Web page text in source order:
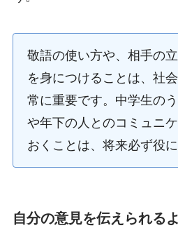
敬語の使い方や、相手の
を身につけることは、社
常に重要です。中学生の
や年下の人とのコミュニ
おくことは、将来必ず役に
自分の意見を伝えられる